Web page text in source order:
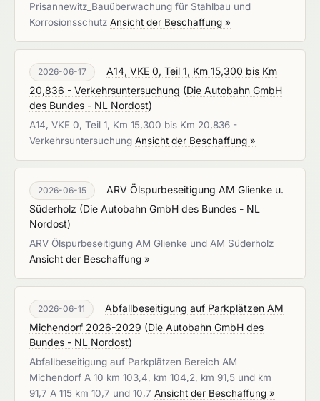
Prisannewitz_Bauüberwachung für Stahlbau und
Korrosionsschutz Ansicht der Beschaffung »
2026-06-17
A14, VKE 0, Teil 1, Km 15,300 bis Km
20,836 - Verkehrsuntersuchung (Die Autobahn GmbH
des Bundes - NL Nordost)
A14, VKE 0, Teil 1, Km 15,300 bis Km 20,836 -
Verkehrsuntersuchung Ansicht der Beschaffung »
2026-06-15
ARV Ölspurbeseitigung AM Glienke u.
Süderholz (Die Autobahn GmbH des Bundes - NL
Nordost)
ARV Ölspurbeseitigung AM Glienke und AM Süderholz
Ansicht der Beschaffung »
2026-06-11
Abfallbeseitigung auf Parkplätzen AM
Michendorf 2026-2029 (Die Autobahn GmbH des
Bundes - NL Nordost)
Abfallbeseitigung auf Parkplätzen Bereich AM
Michendorf A 10 km 103,4, km 104,2, km 91,5 und km
91,7 A 115 km 10,7 und 10,7 Ansicht der Beschaffung »